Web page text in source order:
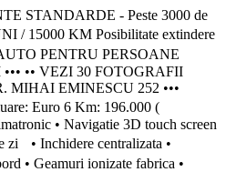
STANDARDE - Peste 3000 de
/ 15000 KM Posibilitate extindere
PENTRU PERSOANE
•• VEZI 30 FOTOGRAFII
MIHAI EMINESCU 252 •••
Euro 6 Km: 196.000 (
• Navigatie 3D touch screen
zi • Inchidere centralizata •
• Geamuri ionizate fabrica •